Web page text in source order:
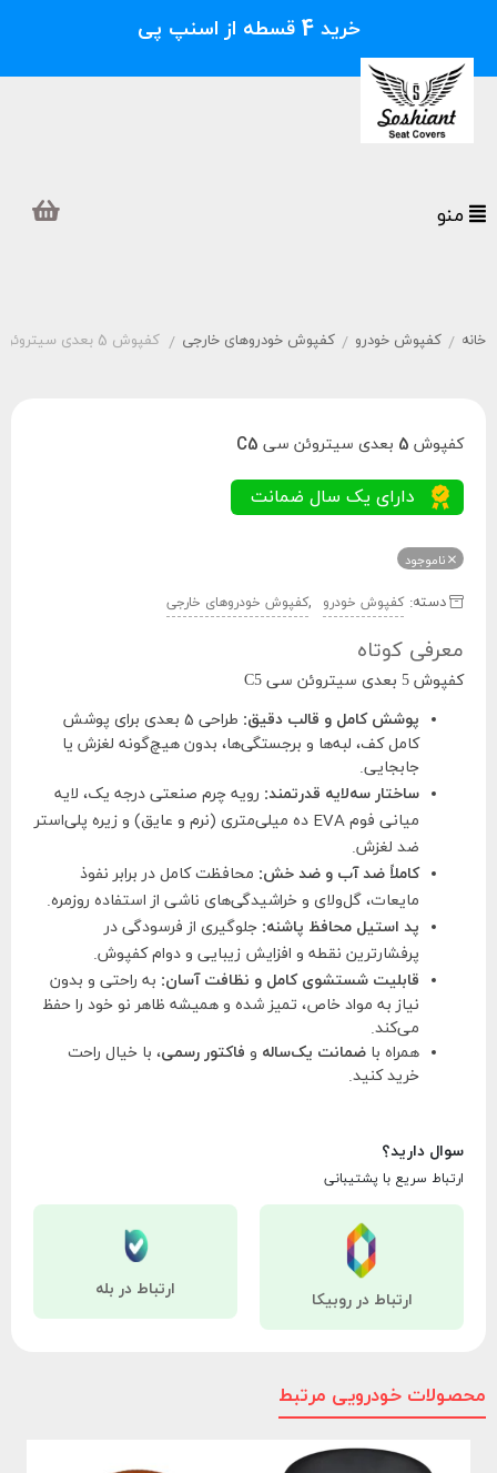
خرید 4 قسطه از اسنپ پی
خانه / کفپوش خودرو / کفپوش خودروهای خارجی / کفپوش 5 بعدی سیتروئن سی C5
کفپوش 5 بعدی سیتروئن سی C5
ناموجود
دسته: کفپوش خودرو ,کفپوش خودروهای خارجی
معرفی کوتاه
کفپوش 5 بعدی سیتروئن سی C5
پوشش کامل و قالب دقیق:
طراحی 5 بعدی برای پوشش
کامل کف، لبه‌ها و برجستگی‌ها، بدون هیچ‌گونه لغزش یا
جابجایی.
ساختار سه‌لایه قدرتمند: رویه چرم صنعتی درجه یک، لایه
میانی فوم EVA ده میلی‌متری (نرم و عایق) و زیره پلی‌استر
ضد لغزش.
کاملاً ضد آب و ضد خش: محافظت کامل در برابر نفوذ
مایعات، گل‌ولای و خراشیدگی‌های ناشی از استفاده روزمره.
پد استیل محافظ پاشنه: جلوگیری از فرسودگی در
پرفشارترین نقطه و افزایش زیبایی و دوام کفپوش.
قابلیت شستشوی کامل و نظافت آسان: به راحتی و بدون
نیاز به مواد خاص، تمیز شده و همیشه ظاهر نو خود را حفظ
می‌کند.
همراه با ضمانت یک‌ساله و فاکتور رسمی، با خیال راحت
خرید کنید.
سوال دارید؟
ارتباط سریع با پشتیبانی
ارتباط در روبیکا
ارتباط در بله
محصولات خودرویی مرتبط